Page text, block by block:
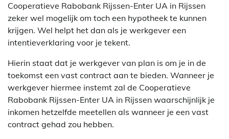
Cooperatieve Rabobank Rijssen-Enter UA in Rijssen
zeker wel mogelijk om toch een hypotheek te kunnen
krijgen. Wel helpt het dan als je werkgever een
intentieverklaring voor je tekent.
Hierin staat dat je werkgever van plan is om je in de
toekomst een vast contract aan te bieden. Wanneer je
werkgever hiermee instemt zal de Cooperatieve
Rabobank Rijssen-Enter UA in Rijssen waarschijnlijk je
inkomen hetzelfde meetellen als wanneer je een vast
contract gehad zou hebben.